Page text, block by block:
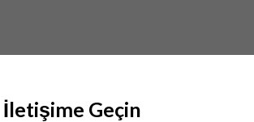
İletişime Geçin